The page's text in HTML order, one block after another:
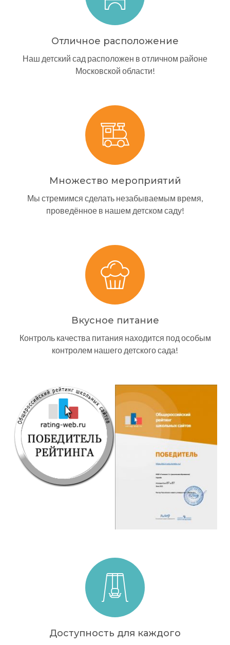
Отличное расположение
Наш детский сад расположен в отличном районе
Московской области!
Множество мероприятий
Мы стремимся сделать незабываемым время,
проведённое в нашем детском саду!
Вкусное питание
Контроль качества питания находится под особым
контролем нашего детского сада!
Доступность для каждого